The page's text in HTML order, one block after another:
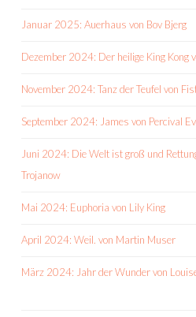
Januar 2025: Auerhaus von Bov Bjerg
Dezember 2024: Der heilige King Kong
November 2024: Tanz der Teufel von
September 2024: James von Percival
Juni 2024: Die Welt ist groß und
Trojanow
Mai 2024: Euphoria von Lily King
April 2024: Weil. von Martin Muser
März 2024: Jahr der Wunder von